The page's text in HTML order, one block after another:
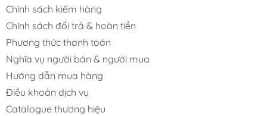
Chính sách kiểm hàng
Chính sách đổi trả & hoàn tiền
Phương thức thanh toán
Nghĩa vụ người bán & người mua
Hướng dẫn mua hàng
Điều khoản dịch vụ
Catalogue thương hiệu